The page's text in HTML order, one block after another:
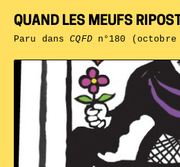
QUAND LES MEUFS
Paru dansCQFDn°180 (octobre